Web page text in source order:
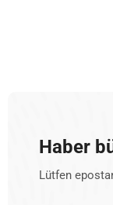
Haber
Lütfen